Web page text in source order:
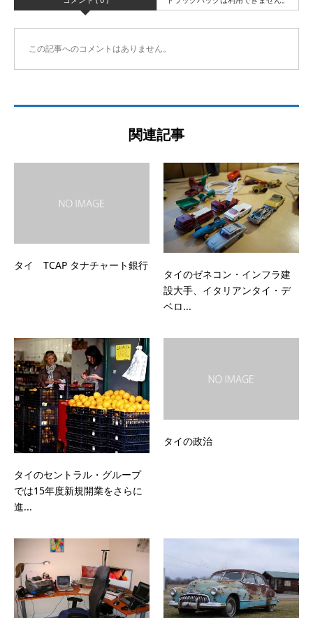
この記事へのコメントはありません。
関連記事
タイ TCAP タナチャート銀行
タイのゼネコン・インフラ建
設大手、イタリアンタイ・デ
ベロ...
タイのセントラル・グループ
では15年度新規開業をさらに
進...
タイの政治